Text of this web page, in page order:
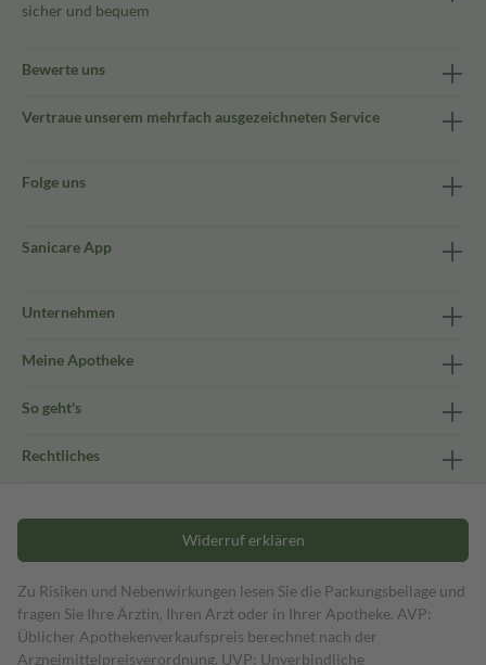
sicher und bequem
Bewerte uns
Vertraue unserem mehrfach ausgezeichneten Service
Folge uns
Sanicare App
Unternehmen
Meine Apotheke
So geht's
Rechtliches
Widerruf erklären
Zu Risiken und Nebenwirkungen lesen Sie die Packungsbeilage und
fragen Sie Ihre Ärztin, Ihren Arzt oder in Ihrer Apotheke. AVP:
Üblicher Apothekenverkaufspreis berechnet nach der
Arzneimittelpreisverordnung. UVP: Unverbindliche